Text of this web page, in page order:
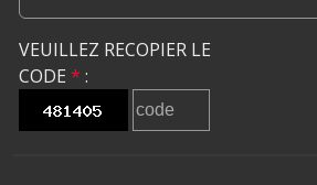
VEUILLEZ RECOPIER LE
CODE * :